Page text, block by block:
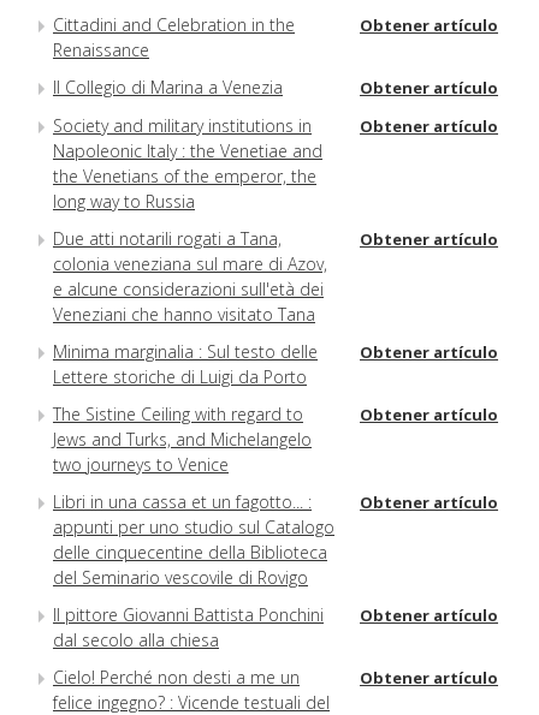
Cittadini and Celebration in the
Renaissance
Obtener artículo
Il Collegio di Marina a Venezia Obtener artículo
Society and military institutions in
Napoleonic Italy : the Venetiae and
the Venetians of the emperor, the
long way to Russia
Obtener artículo
Due atti notarili rogati a Tana,
colonia veneziana sul mare di Azov,
e alcune considerazioni sull'età dei
Veneziani che hanno visitato Tana
Obtener artículo
Minima marginalia : Sul testo delle
Lettere storiche di Luigi da Porto
Obtener artículo
The Sistine Ceiling with regard to
Jews and Turks, and Michelangelo
two journeys to Venice
Obtener artículo
Libri in una cassa et un fagotto... :
appunti per uno studio sul Catalogo
delle cinquecentine della Biblioteca
del Seminario vescovile di Rovigo
Obtener artículo
Il pittore Giovanni Battista Ponchini
dal secolo alla chiesa
Obtener artículo
Cielo! Perché non desti a me un
felice ingegno? : Vicende testuali del
Obtener artículo